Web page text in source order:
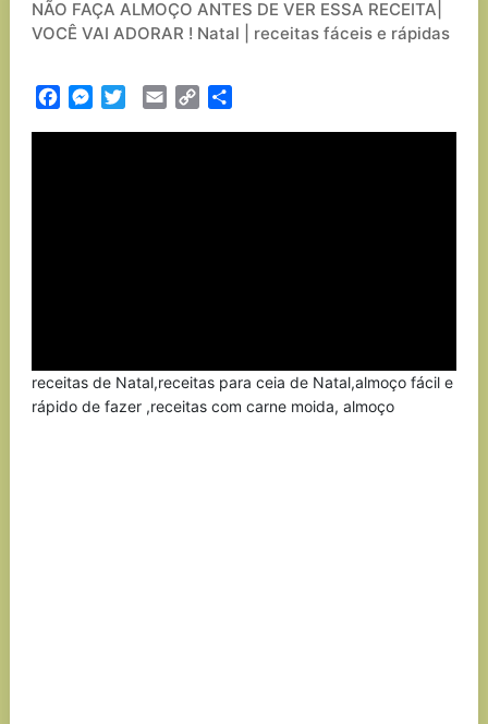
NÃO FAÇA ALMOÇO ANTES DE VER ESSA RECEITA|
VOCÊ VAI ADORAR ! Natal | receitas fáceis e rápidas
FacebookMessenger
TwitterEmail Copy
receitas de Natal,receitas para ceia de Natal,almoço fácil e
rápido de fazer ,receitas com carne moida, almoço